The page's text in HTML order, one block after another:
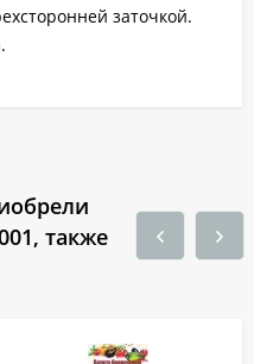
заточкой.
также